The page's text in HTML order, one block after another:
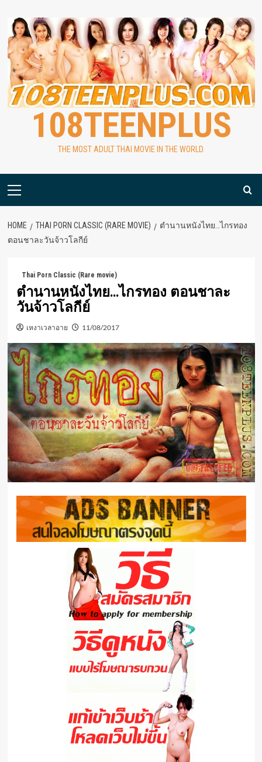
content
108TEENPLUS
THE MOST ADULT THAI MOVIE IN THE WORLD.
Primary
HOME THAI PORN CLASSIC (RARE MOVIE)
ตำนานหนังไทย…ไกรทอง
ตอนชาละวันจ้าวโลกีย์
Thai Porn Classic (Rare movie)
ตำนานหนังไทย…ไกรทอง ตอนชาละ
วันจ้าวโลกีย์
เหงาเวลาอาย 11/08/2017